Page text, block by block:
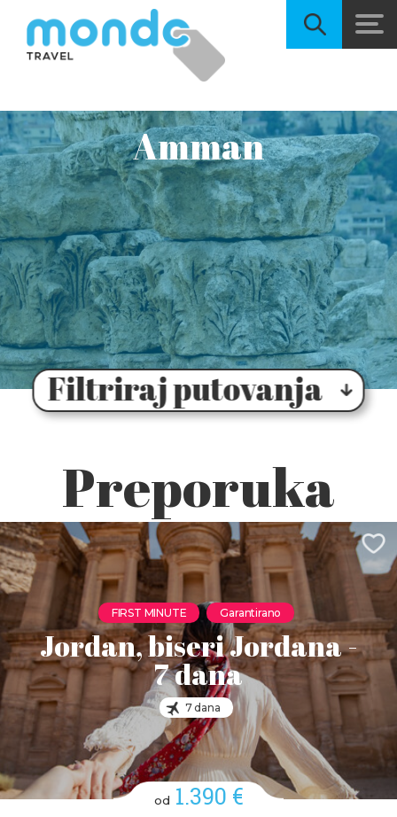
Amman
Filtriraj putovanja
Preporuka
FIRST MINUTE Garantirano
Jordan, biseri Jordana -
7 dana
7 dana
od 1.390 €